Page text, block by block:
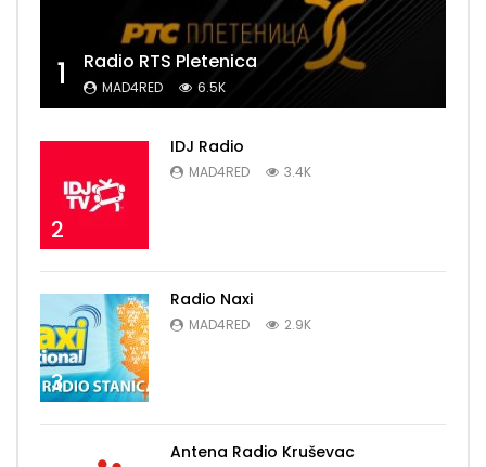
1 Radio RTS Pletenica
MAD4RED 6.5K
2
IDJ Radio
MAD4RED 3.4K
3
Radio Naxi
MAD4RED 2.9K
Antena Radio Kruševac